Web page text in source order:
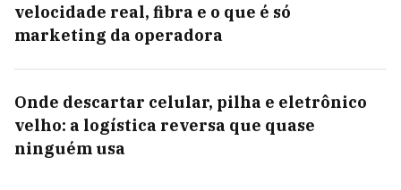
velocidade real, fibra e o que é só
marketing da operadora
Onde descartar celular, pilha e eletrônico
velho: a logística reversa que quase
ninguém usa